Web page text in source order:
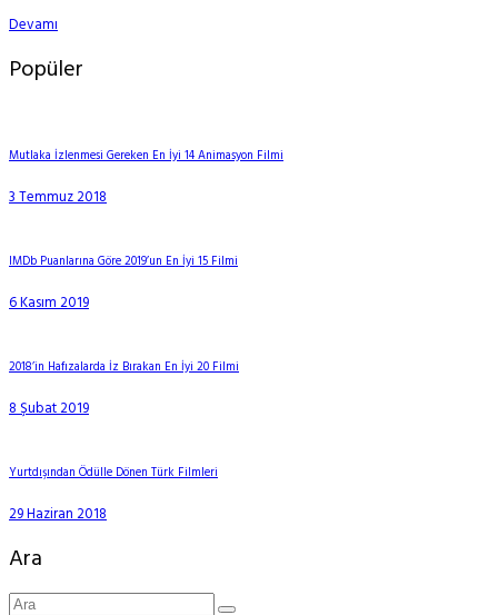
Devamı
Popüler
Mutlaka İzlenmesi Gereken En İyi 14 Animasyon Filmi
3 Temmuz 2018
IMDb Puanlarına Göre 2019’un En İyi 15 Filmi
6 Kasım 2019
2018’in Hafızalarda İz Bırakan En İyi 20 Filmi
8 Şubat 2019
Yurtdışından Ödülle Dönen Türk Filmleri
29 Haziran 2018
Ara